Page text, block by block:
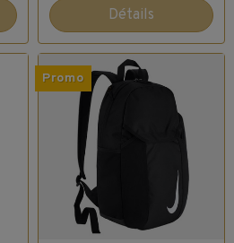
Détails
Promo